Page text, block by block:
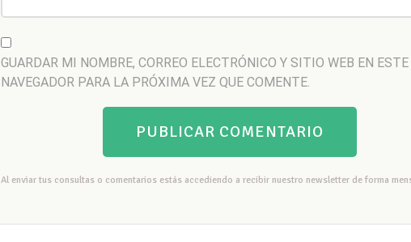
GUARDAR MI NOMBRE, CORREO ELECTRÓNICO Y SITIO WEB EN ESTE
NAVEGADOR PARA LA PRÓXIMA VEZ QUE COMENTE.
Al enviar tus consultas o comentarios estás accediendo a recibir nuestro newsletter de forma